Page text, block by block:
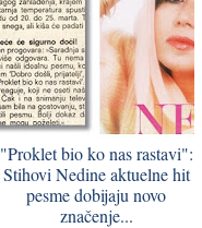
"Proklet bio ko nas rastavi":
Stihovi Nedine aktuelne hit
pesme dobijaju novo
značenje...